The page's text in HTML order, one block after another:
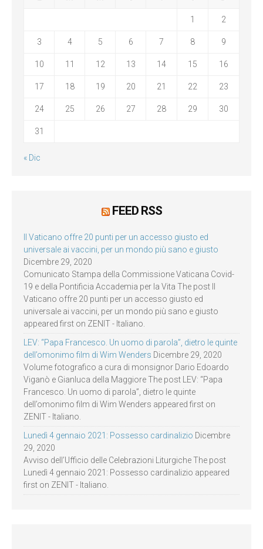
1 2
3 4 5 6 7 8 9
10 11 12 13 14 15 16
17 18 19 20 21 22 23
24 25 26 27 28 29 30
31
« Dic
FEED RSS
Il Vaticano offre 20 punti per un accesso giusto ed
universale ai vaccini, per un mondo più sano e giusto
Dicembre 29, 2020
Comunicato Stampa della Commissione Vaticana Covid-
19 e della Pontificia Accademia per la Vita The post Il
Vaticano offre 20 punti per un accesso giusto ed
universale ai vaccini, per un mondo più sano e giusto
appeared first on ZENIT - Italiano.
LEV: “Papa Francesco. Un uomo di parola”, dietro le quinte
dell’omonimo film di Wim Wenders Dicembre 29, 2020
Volume fotografico a cura di monsignor Dario Edoardo
Viganò e Gianluca della Maggiore The post LEV: “Papa
Francesco. Un uomo di parola”, dietro le quinte
dell’omonimo film di Wim Wenders appeared first on
ZENIT - Italiano.
Lunedì 4 gennaio 2021: Possesso cardinalizio Dicembre
29, 2020
Avviso dell’Ufficio delle Celebrazioni Liturgiche The post
Lunedì 4 gennaio 2021: Possesso cardinalizio appeared
first on ZENIT - Italiano.